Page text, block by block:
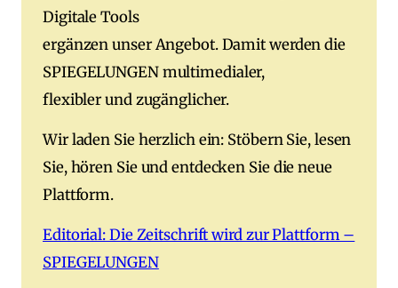
Digitale Tools
ergänzen unser Angebot. Damit werden die
SPIEGELUNGEN multimedialer,
flexibler und zugänglicher.
Wir laden Sie herzlich ein: Stöbern Sie, lesen
Sie, hören Sie und entdecken Sie die neue
Plattform.
Editorial: Die Zeitschrift wird zur Plattform –
SPIEGELUNGEN